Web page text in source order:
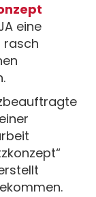
eine
rasch